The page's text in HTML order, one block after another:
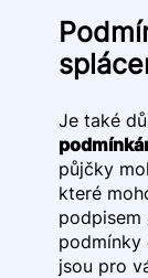
Je také
půjčky
které
podmínky
jsou pro